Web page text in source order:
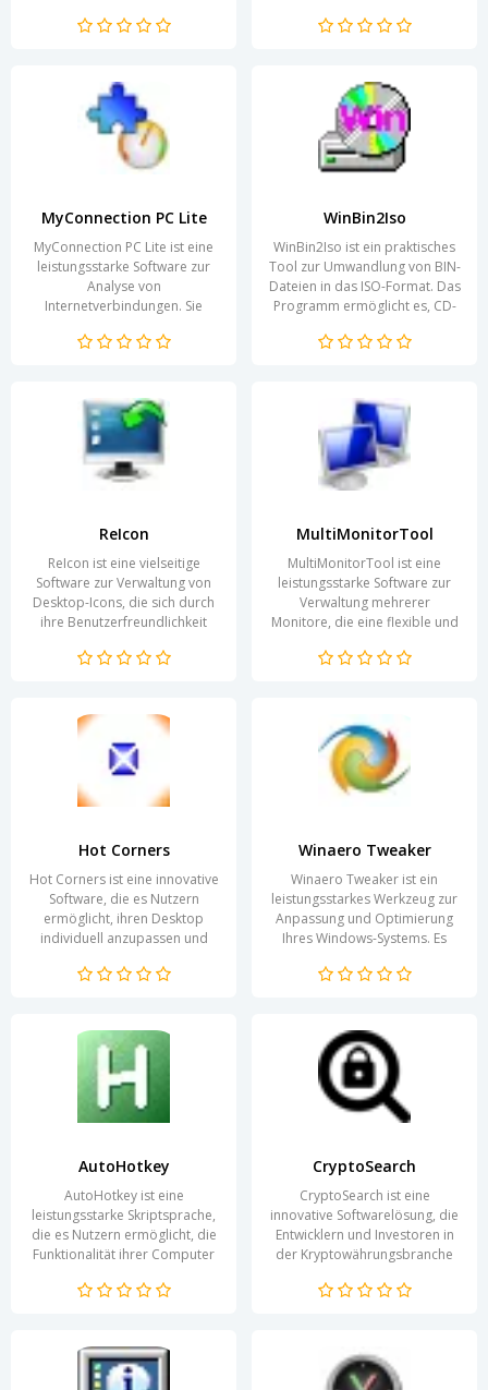
Schaffung mehrerer...
In einer digitalen...
MyConnection PC Lite
MyConnection PC Lite ist eine
leistungsstarke Software zur
Analyse von
Internetverbindungen. Sie
Leistung ihrer Netzwerke in...
WinBin2Iso
WinBin2Iso ist ein praktisches
Tool zur Umwandlung von BIN-
Dateien in das ISO-Format. Das
Programm ermöglicht es, CD-
BIN-Format...
ReIcon
ReIcon ist eine vielseitige
Software zur Verwaltung von
Desktop-Icons, die sich durch
ihre Benutzerfreundlichkeit
dieser...
MultiMonitorTool
MultiMonitorTool ist eine
leistungsstarke Software zur
Verwaltung mehrerer
Monitore, die eine flexible und
schafft. Mit der...
Hot Corners
Hot Corners ist eine innovative
Software, die es Nutzern
ermöglicht, ihren Desktop
individuell anzupassen und
die einfache...
Winaero Tweaker
Winaero Tweaker ist ein
leistungsstarkes Werkzeug zur
Anpassung und Optimierung
Ihres Windows-Systems. Es
Einstellungen ihres...
AutoHotkey
AutoHotkey ist eine
leistungsstarke Skriptsprache,
die es Nutzern ermöglicht, die
Funktionalität ihrer Computer
dieser flexiblen...
CryptoSearch
CryptoSearch ist eine
innovative Softwarelösung, die
Entwicklern und Investoren in
der Kryptowährungsbranche
Hand gibt. Mit ihren...